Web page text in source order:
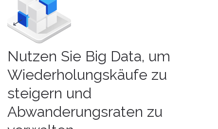
Nutzen Sie Big Data, um
Wiederholungskäufe zu
steigern und
Abwanderungsraten zu